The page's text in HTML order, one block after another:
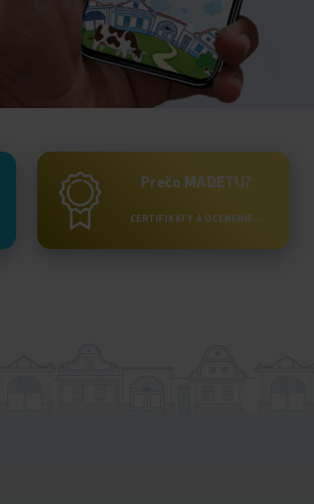
Prečo MADETU?
CERTIFIKÁTY A OCENENIE...